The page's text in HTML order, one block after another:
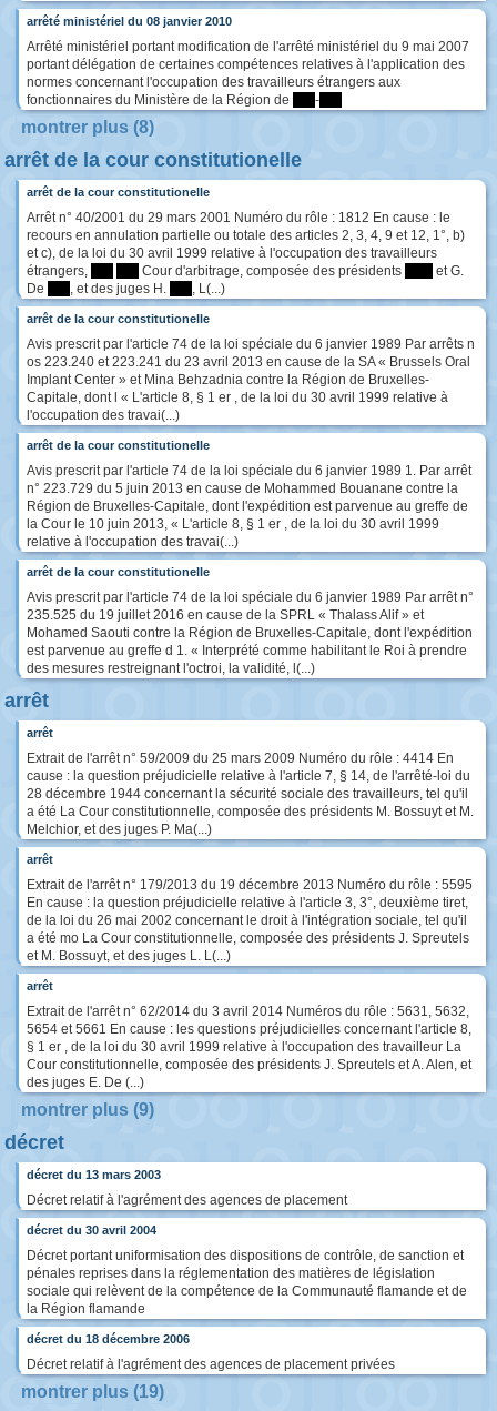
arrêté ministériel du 08 janvier 2010
Arrêté ministériel portant modification de l'arrêté ministériel du 9 mai 2007
portant délégation de certaines compétences relatives à l'application des
normes concernant l'occupation des travailleurs étrangers aux
fonctionnaires du Ministère de la Région de
-
montrer plus (8)
arrêt de la cour constitutionelle
arrêt de la cour constitutionelle
Arrêt n° 40/2001 du 29 mars 2001 Numéro du rôle : 1812 En cause : le
recours en annulation partielle ou totale des articles 2, 3, 4, 9 et 12, 1°, b)
et c), de la loi du 30 avril 1999 relative à l'occupation des travailleurs
étrangers,
Cour d'arbitrage, composée des présidents
et G.
De
, et des juges H. , L(...)
arrêt de la cour constitutionelle
Avis prescrit par l'article 74 de la loi spéciale du 6 janvier 1989 Par arrêts n
os 223.240 et 223.241 du 23 avril 2013 en cause de la SA « Brussels Oral
Implant Center » et Mina Behzadnia contre la Région de Bruxelles-
Capitale, dont l « L'article 8, § 1 er , de la loi du 30 avril 1999 relative à
l'occupation des travai(...)
arrêt de la cour constitutionelle
Avis prescrit par l'article 74 de la loi spéciale du 6 janvier 1989 1. Par arrêt
n° 223.729 du 5 juin 2013 en cause de Mohammed Bouanane contre la
Région de Bruxelles-Capitale, dont l'expédition est parvenue au greffe de
la Cour le 10 juin 2013, « L'article 8, § 1 er , de la loi du 30 avril 1999
relative à l'occupation des travai(...)
arrêt de la cour constitutionelle
Avis prescrit par l'article 74 de la loi spéciale du 6 janvier 1989 Par arrêt n°
235.525 du 19 juillet 2016 en cause de la SPRL « Thalass Alif » et
Mohamed Saouti contre la Région de Bruxelles-Capitale, dont l'expédition
est parvenue au greffe d 1. « Interprété comme habilitant le Roi à prendre
des mesures restreignant l'octroi, la validité, l(...)
arrêt
arrêt
Extrait de l'arrêt n° 59/2009 du 25 mars 2009 Numéro du rôle : 4414 En
cause : la question préjudicielle relative à l'article 7, § 14, de l'arrêté-loi du
28 décembre 1944 concernant la sécurité sociale des travailleurs, tel qu'il
a été La Cour constitutionnelle, composée des présidents M. Bossuyt et M.
Melchior, et des juges P. Ma(...)
arrêt
Extrait de l'arrêt n° 179/2013 du 19 décembre 2013 Numéro du rôle : 5595
En cause : la question préjudicielle relative à l'article 3, 3°, deuxième tiret,
de la loi du 26 mai 2002 concernant le droit à l'intégration sociale, tel qu'il
a été mo La Cour constitutionnelle, composée des présidents J. Spreutels
et M. Bossuyt, et des juges L. L(...)
arrêt
Extrait de l'arrêt n° 62/2014 du 3 avril 2014 Numéros du rôle : 5631, 5632,
5654 et 5661 En cause : les questions préjudicielles concernant l'article 8,
§ 1 er , de la loi du 30 avril 1999 relative à l'occupation des travailleur La
Cour constitutionnelle, composée des présidents J. Spreutels et A. Alen, et
des juges E. De (...)
montrer plus (9)
décret
décret du 13 mars 2003
Décret relatif à l'agrément des agences de placement
décret du 30 avril 2004
Décret portant uniformisation des dispositions de contrôle, de sanction et
pénales reprises dans la réglementation des matières de législation
sociale qui relèvent de la compétence de la Communauté flamande et de
la Région flamande
décret du 18 décembre 2006
Décret relatif à l'agrément des agences de placement privées
montrer plus (19)